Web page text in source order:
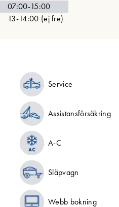
07:00-15:00
13-14:00 (ej fre)
Service
Assistansförsäkring
A-C
Släpvagn
Webb bokning